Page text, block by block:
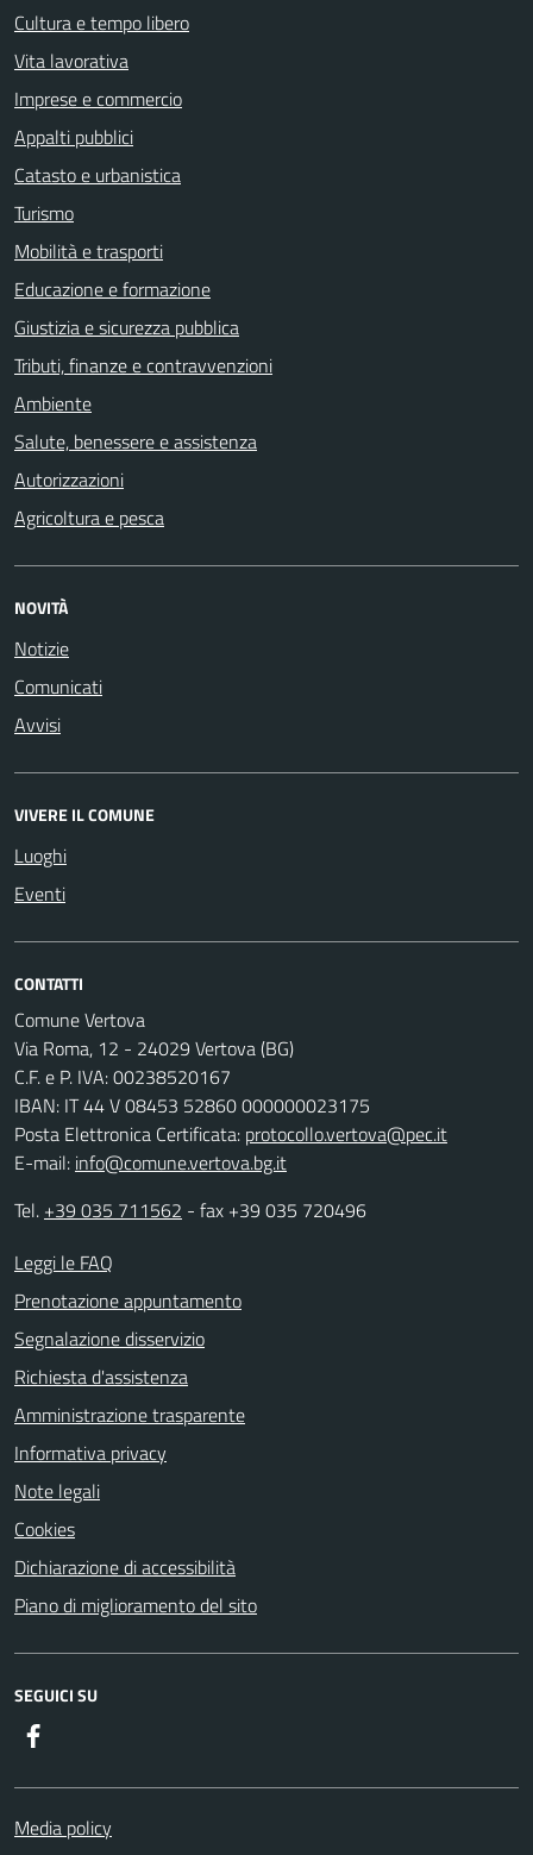
Cultura e tempo libero
Vita lavorativa
Imprese e commercio
Appalti pubblici
Catasto e urbanistica
Turismo
Mobilità e trasporti
Educazione e formazione
Giustizia e sicurezza pubblica
Tributi, finanze e contravvenzioni
Ambiente
Salute, benessere e assistenza
Autorizzazioni
Agricoltura e pesca
NOVITÀ
Notizie
Comunicati
Avvisi
VIVERE IL COMUNE
Luoghi
Eventi
CONTATTI
Comune Vertova
Via Roma, 12 - 24029 Vertova (BG)
C.F. e P. IVA: 00238520167
IBAN: IT 44 V 08453 52860 000000023175
Posta Elettronica Certificata: protocollo.vertova@pec.it
E-mail: info@comune.vertova.bg.it
Tel. +39 035 711562 - fax +39 035 720496
Leggi le FAQ
Prenotazione appuntamento
Segnalazione disservizio
Richiesta d'assistenza
Amministrazione trasparente
Informativa privacy
Note legali
Cookies
Dichiarazione di accessibilità
Piano di miglioramento del sito
SEGUICI SU
Media policy